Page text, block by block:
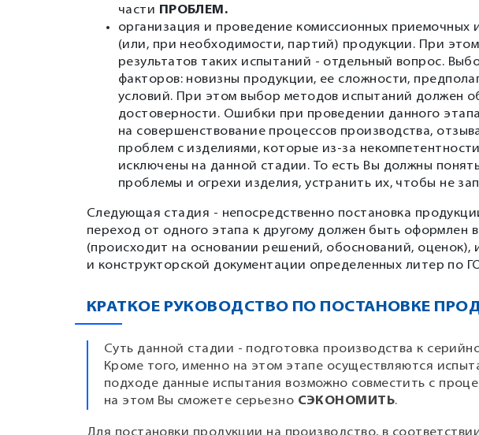
части ПРОБЛЕМ.
организация и проведение комиссионных приемочных
(или, при необходимости, партий) продукции. При
результатов таких испытаний - отдельный вопрос.
факторов: новизны продукции, ее сложности,
условий. При этом выбор методов испытаний должен
достоверности. Ошибки при проведении данного
на совершенствование процессов производства,
проблем с изделиями, которые из-за
исключены на данной стадии. То есть Вы должны
проблемы и огрехи изделия, устранить их, чтобы не
Следующая стадия - непосредственно постановка
переход от одного этапа к другому должен быть оформлен
(происходит на основании решений, обоснований, оценок),
и конструкторской документации определенных литер по
КРАТКОЕ РУКОВОДСТВО ПО ПОСТАНОВКЕ
Суть данной стадии - подготовка производства к
Кроме того, именно на этом этапе осуществляются
подходе данные испытания возможно совместить с
на этом Вы сможете серьезно СЭКОНОМИТЬ.